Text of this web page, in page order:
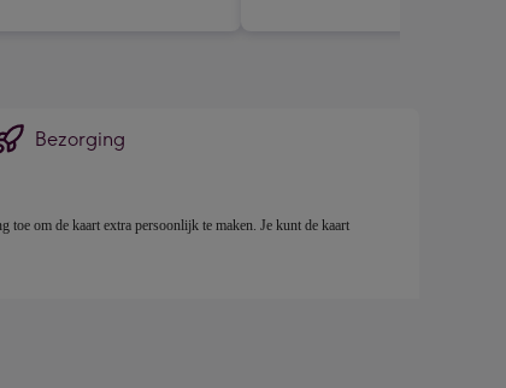
Bezorging
toe om de kaart extra persoonlijk te maken. Je kunt de kaart